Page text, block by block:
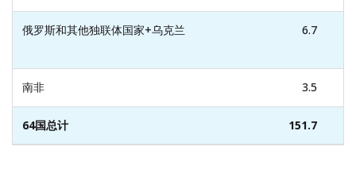
俄罗斯和其他独联体国家+乌克兰 6.7
南非 3.5
64国总计 151.7